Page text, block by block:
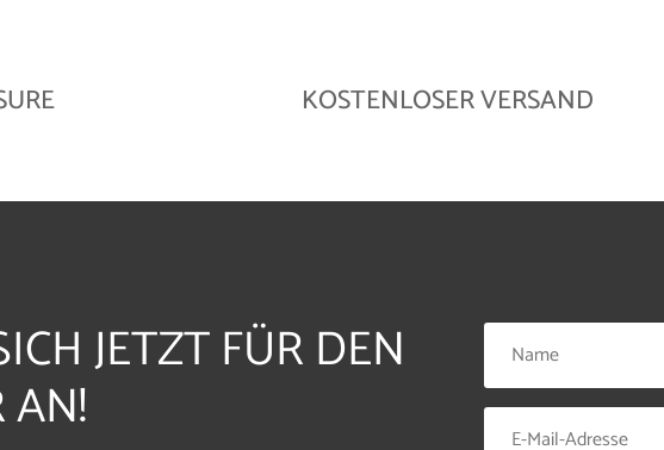
KOSTENLOSER VERSAND
JETZT FÜR DEN
AN!